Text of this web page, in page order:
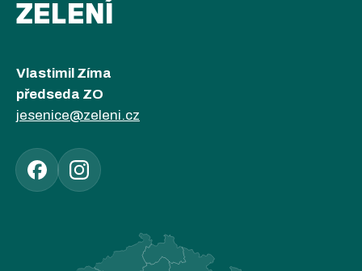
ZELENÍ
Vlastimil Zíma
předseda ZO
jesenice@zeleni.cz